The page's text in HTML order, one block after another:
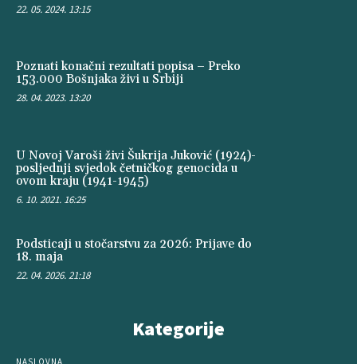
22. 05. 2024. 13:15
Poznati konačni rezultati popisa – Preko
153.000 Bošnjaka živi u Srbiji
28. 04. 2023. 13:20
U Novoj Varoši živi Šukrija Juković (1924)-
posljednji svjedok četničkog genocida u
ovom kraju (1941-1945)
6. 10. 2021. 16:25
Podsticaji u stočarstvu za 2026: Prijave do
18. maja
22. 04. 2026. 21:18
Kategorije
NASLOVNA